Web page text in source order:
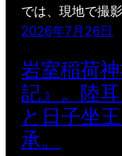
では、現地で撮
2026年7月26日
岩室稲荷
記』。陸
と日子坐
承。